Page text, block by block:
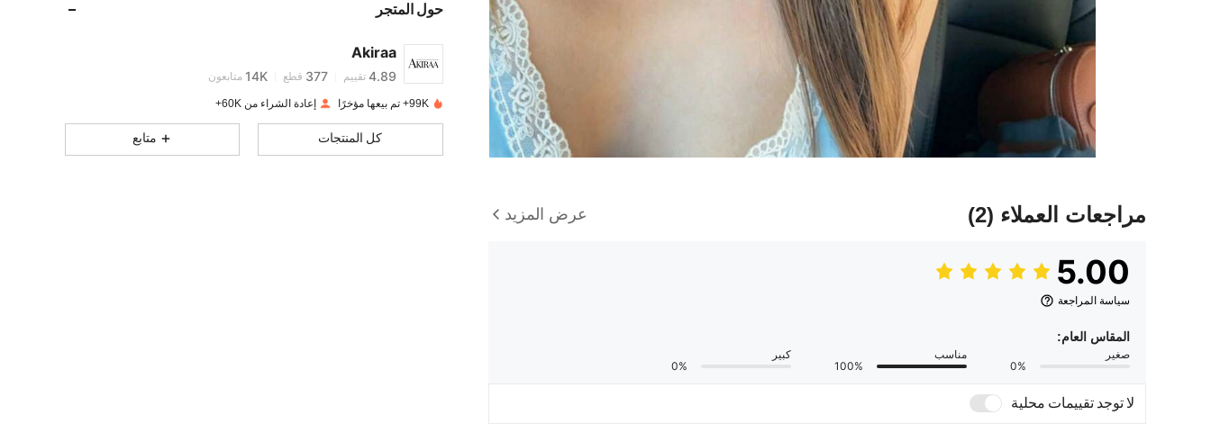
مراجعات العملاء (2) عرض المزيد
5.00
سياسة المراجعة
المقاس العام:
صغير
0%
مناسب
100%
كبير
0%
لا توجد تقييمات محلية
حول المتجر
Akiraa
4.89
4.89 تقييم 377 قطع 14K متابعون
4.89
99K+ تم بيعها مؤخرًا إعادة الشراء من 60K+
كل المنتجات متابع